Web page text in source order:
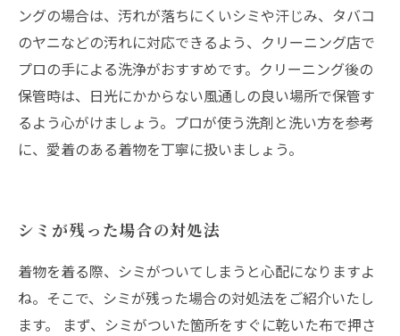
ングの場合は、汚れが落ちにくいシミや汗じみ、タバコ
のヤニなどの汚れに対応できるよう、クリーニング店で
プロの手による洗浄がおすすめです。クリーニング後の
保管時は、日光にかからない風通しの良い場所で保管す
るよう心がけましょう。プロが使う洗剤と洗い方を参考
に、愛着のある着物を丁寧に扱いましょう。
シミが残った場合の対処法
着物を着る際、シミがついてしまうと心配になりますよ
ね。そこで、シミが残った場合の対処法をご紹介いたし
ます。 まず、シミがついた箇所をすぐに乾いた布で押さ